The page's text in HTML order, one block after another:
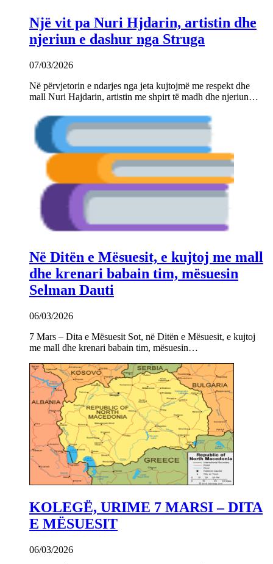
Një vit pa Nuri Hjdarin, artistin dhe
njeriun e dashur nga Struga
07/03/2026
Në përvjetorin e ndarjes nga jeta kujtojmë me respekt dhe
mall Nuri Hajdarin, artistin me shpirt të madh dhe njeriun…
Në Ditën e Mësuesit, e kujtoj me mall
dhe krenari babain tim, mësuesin
Selman Dauti
06/03/2026
7 Mars – Dita e Mësuesit Sot, në Ditën e Mësuesit, e kujtoj
me mall dhe krenari babain tim, mësuesin…
KOLEGË, URIME 7 MARSI – DITA
E MËSUESIT
06/03/2026